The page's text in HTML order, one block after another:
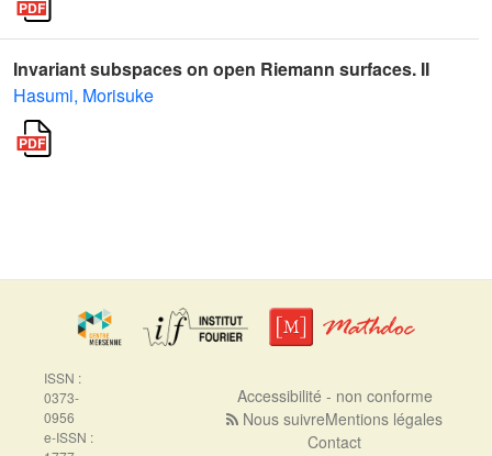
Invariant subspaces on open Riemann surfaces. II
Hasumi, Morisuke
ISSN :
0373-
0956
e-ISSN :
Accessibilité - non conforme
Nous suivreMentions légales
Contact